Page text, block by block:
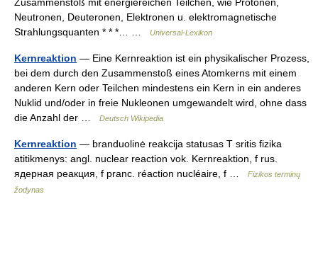
Neutronen, Deuteronen, Elektronen u. elektromagnetische
Strahlungsquanten * * *… …
Universal-Lexikon
Kernreaktion — Eine Kernreaktion ist ein physikalischer Prozess,
bei dem durch den Zusammenstoß eines Atomkerns mit einem
anderen Kern oder Teilchen mindestens ein Kern in ein anderes
Nuklid und/oder in freie Nukleonen umgewandelt wird, ohne dass
die Anzahl der …
Deutsch Wikipedia
Kernreaktion — branduolinė reakcija statusas T sritis fizika
atitikmenys: angl. nuclear reaction vok. Kernreaktion, f rus.
ядерная реакция, f pranc. réaction nucléaire, f …
Fizikos terminų
žodynas